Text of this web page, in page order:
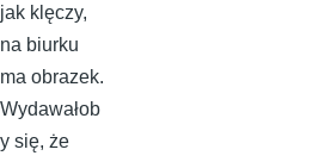
jak klęczy,
na biurku
ma obrazek.
Wydawałob
y się, że